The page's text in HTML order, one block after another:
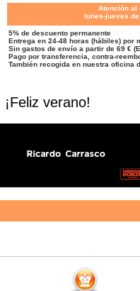
Atención al
lunes-jueves
5% de descuento permanente
Entrega en 24-48 horas (hábiles) por
Sin gastos de envío a partir de 69 €
Pago por transferencia, contra-
También recogida en nuestra oficina
verano!